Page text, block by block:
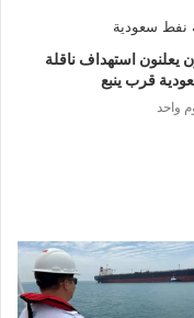
يعلنون استهداف ناقلة
قرب ينبع
واحد